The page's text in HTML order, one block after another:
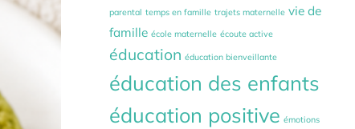
parental temps en famille trajets maternelle vie de
famille école maternelle écoute active
éducation éducation bienveillante
éducation des enfants
éducation positive émotions